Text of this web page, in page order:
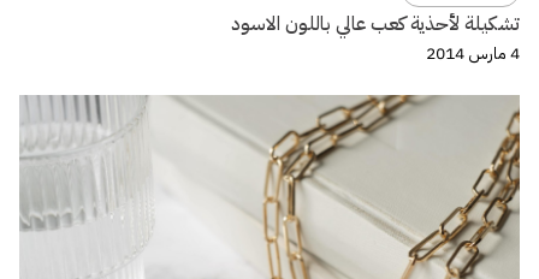
تشكيلة لأحذية كعب عالي باللون الاسود
4 مارس 2014